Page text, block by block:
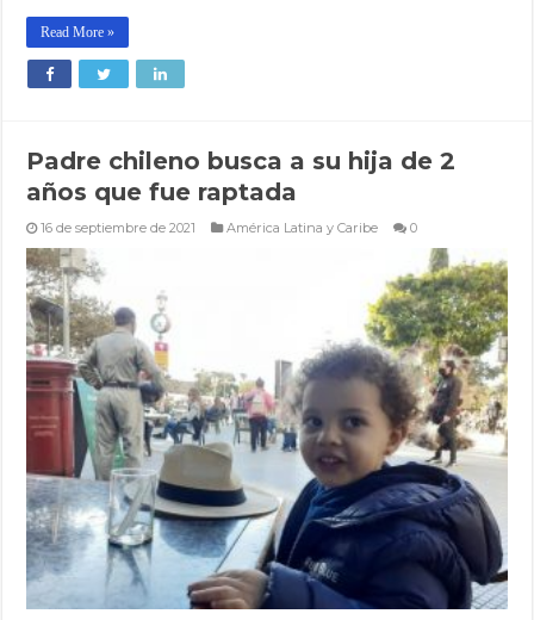
Read More »
Padre chileno busca a su hija de 2
años que fue raptada
16 de septiembre de 2021 América Latina y Caribe 0